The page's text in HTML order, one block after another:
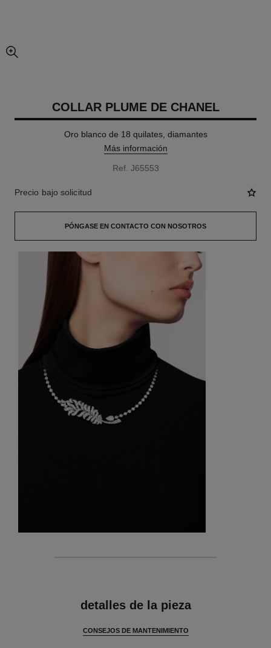
imagen agrandada
COLLAR PLUME DE CHANEL
Oro blanco de 18 quilates, diamantes
Más información
Ref. J65553
Precio bajo solicitud
PÓNGASE EN CONTACTO CON NOSOTROS
detalles de la pieza
CONSEJOS DE MANTENIMIENTO